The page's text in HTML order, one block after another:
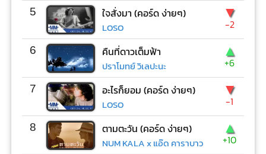
5 ใจสั่งมา (คอร์ด ง่ายๆ)
LOSO
▼
-2
6 คืนที่ดาวเต็มฟ้า
ปราโมทย์ วิเลปะนะ
▲
+6
7 อะไรก็ยอม (คอร์ด ง่ายๆ)
LOSO
▼
-1
8 ตามตะวัน (คอร์ด ง่ายๆ)
NUM KALA x แอ๊ด คาราบาว
▲
+10